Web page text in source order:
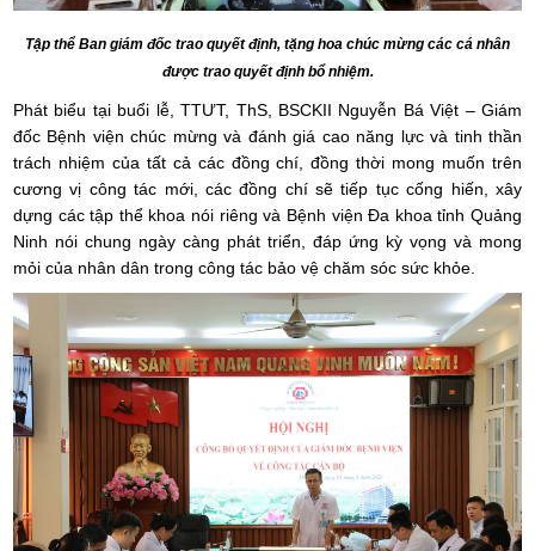
Tập thể Ban giám đốc trao quyết định, tặng hoa chúc mừng các cá nhân
được trao quyết định bổ nhiệm.
Phát biểu tại buổi lễ, TTƯT, ThS, BSCKII Nguyễn Bá Việt – Giám
đốc Bệnh viện chúc mừng và đánh giá cao năng lực và tinh thần
trách nhiệm của tất cả các đồng chí, đồng thời mong muốn trên
cương vị công tác mới, các đồng chí sẽ tiếp tục cống hiến, xây
dựng các tập thể khoa nói riêng và Bệnh viện Đa khoa tỉnh Quảng
Ninh nói chung ngày càng phát triển, đáp ứng kỳ vọng và mong
mỏi của nhân dân trong công tác bảo vệ chăm sóc sức khỏe.